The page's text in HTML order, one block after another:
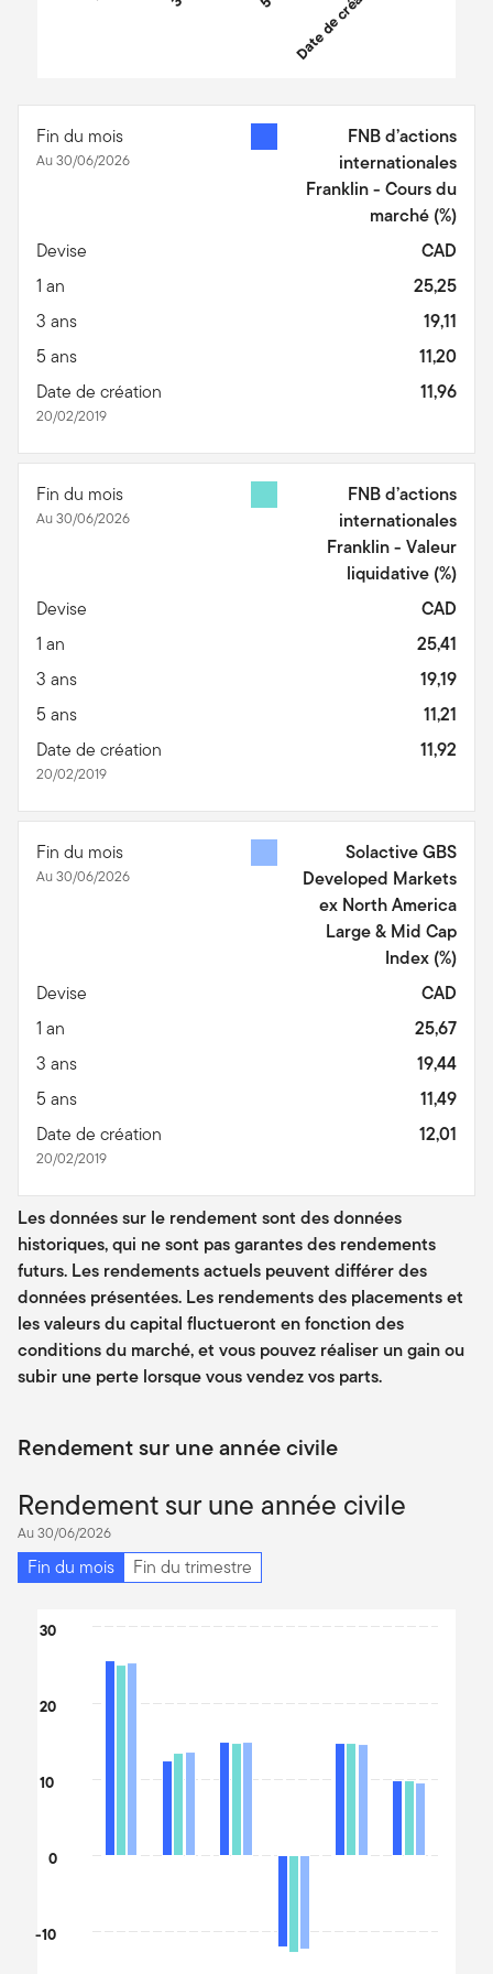
i
Fin du mois
Au 30/06/2026
FNB d’actions
internationales
Franklin - Cours du
marché (%)
Devise
CAD
1 an
25,25
3 ans
19,11
5 ans
11,20
Date de création
20/02/2019
11,96
Fin du mois
Au 30/06/2026
FNB d’actions
internationales
Franklin - Valeur
liquidative (%)
Devise
CAD
1 an
25,41
3 ans
19,19
5 ans
11,21
Date de création
20/02/2019
11,92
Fin du mois
Au 30/06/2026
Solactive GBS
Developed Markets
ex North America
Large & Mid Cap
Index (%)
Devise
CAD
1 an
25,67
3 ans
19,44
5 ans
11,49
Date de création
20/02/2019
12,01
Les données sur le rendement sont des données
historiques, qui ne sont pas garantes des rendements
futurs. Les rendements actuels peuvent différer des
données présentées. Les rendements des placements et
les valeurs du capital fluctueront en fonction des
conditions du marché, et vous pouvez réaliser un gain ou
subir une perte lorsque vous vendez vos parts.
Rendement sur une année civile
Rendement sur une année civile
Au 30/06/2026
Fin du mois Fin du trimestre
Bar chart with 3 data series.
The chart has 1 Y axis displaying values. Data ranges from -
-10
0
10
20
30